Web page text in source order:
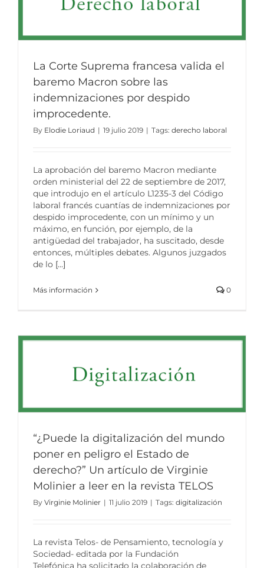
La Corte Suprema francesa valida el
baremo Macron sobre las
indemnizaciones por despido
improcedente.
By Elodie Loriaud | 19 julio 2019 | Tags: derecho laboral
La aprobación del baremo Macron mediante
orden ministerial del 22 de septiembre de 2017,
que introdujo en el artículo L1235-3 del Código
laboral francés cuantías de indemnizaciones por
despido improcedente, con un mínimo y un
máximo, en función, por ejemplo, de la
antigüedad del trabajador, ha suscitado, desde
entonces, múltiples debates. Algunos juzgados
de lo [...]
Más información 0
“¿Puede la digitalización del mundo
poner en peligro el Estado de
derecho?” Un artículo de Virginie
Molinier a leer en la revista TELOS
By Virginie Molinier | 11 julio 2019 | Tags: digitalización
La revista Telos- de Pensamiento, tecnología y
Sociedad- editada por la Fundación
Telefónica ha solicitado la colaboración de